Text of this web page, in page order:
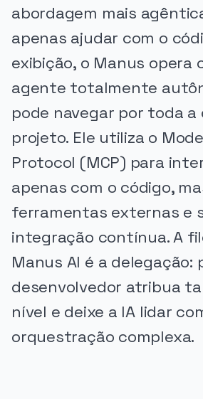
abordagem mais
apenas ajudar com o
exibição, o Manus opera
agente totalmente
pode navegar por toda
projeto. Ele utiliza o
Protocol (MCP) para
apenas com o código,
ferramentas externas e
integração contínua. A
Manus AI é a delegação:
desenvolvedor atribua
nível e deixe a IA lidar
orquestração complexa.